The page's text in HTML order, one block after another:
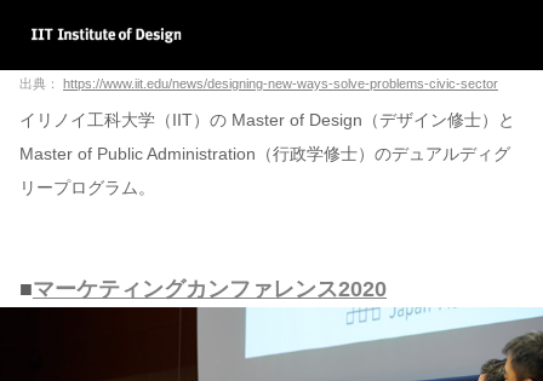
出典： https://www.iit.edu/news/designing-new-ways-solve-problems-civic-sector
イリノイ工科大学（IIT）の Master of Design（デザイン修士）と
Master of Public Administration（行政学修士）のデュアルディグ
リープログラム。
■マーケティングカンファレンス2020